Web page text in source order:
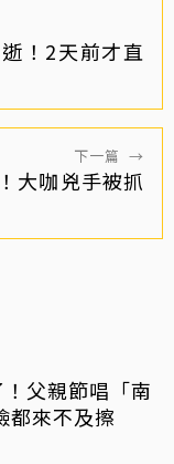
！2天前才直
下一篇 →
大咖兇手被抓
父親節唱「南
都來不及擦